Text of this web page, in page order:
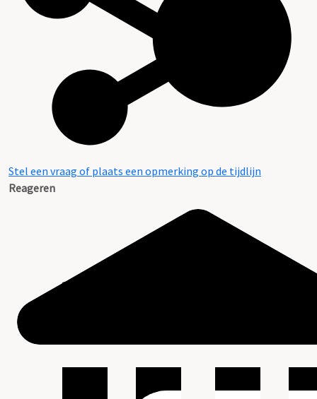
Stel een vraag of plaats een opmerking op de tijdlijn
Reageren